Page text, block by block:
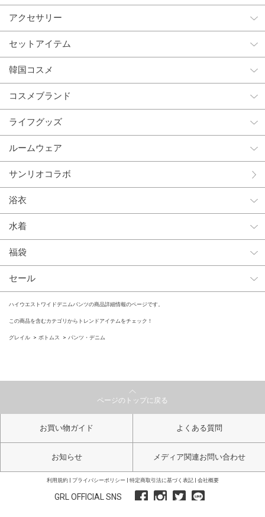
アクセサリー
セットアイテム
韓国コスメ
コスメブランド
ライフグッズ
ルームウェア
サンリオコラボ
浴衣
水着
福袋
セール
ハイウエストワイドデニムパンツの商品詳細情報のページです。
この商品を含むカテゴリからトレンドアイテムをチェック！
グレイル ボトムス パンツ・デニム
ページのトップに戻る
お買い物ガイド よくある質問
お知らせ メディア関連お問い合わせ
利用規約 プライバシーポリシー 特定商取引法に基づく表記 会社概要
GRL OFFICIAL SNS